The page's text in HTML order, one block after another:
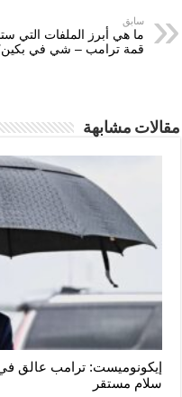
سابق
ما هي أبرز الملفات التي
قمة ترامب – شي في
مقالات مشابهة
إيكونوميست: ترامب عالق
سلام مستقر